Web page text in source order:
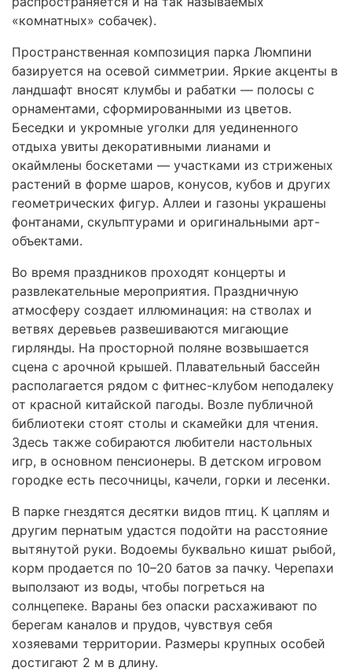
«комнатных» собачек).
Пространственная композиция парка Люмпини
базируется на осевой симметрии. Яркие акценты в
ландшафт вносят клумбы и рабатки — полосы с
орнаментами, сформированными из цветов.
Беседки и укромные уголки для уединенного
отдыха увиты декоративными лианами и
окаймлены боскетами — участками из стриженых
растений в форме шаров, конусов, кубов и других
геометрических фигур. Аллеи и газоны украшены
фонтанами, скульптурами и оригинальными арт-
объектами.
Во время праздников проходят концерты и
развлекательные мероприятия. Праздничную
атмосферу создает иллюминация: на стволах и
ветвях деревьев развешиваются мигающие
гирлянды. На просторной поляне возвышается
сцена с арочной крышей. Плавательный бассейн
располагается рядом с фитнес-клубом неподалеку
от красной китайской пагоды. Возле публичной
библиотеки стоят столы и скамейки для чтения.
Здесь также собираются любители настольных
игр, в основном пенсионеры. В детском игровом
городке есть песочницы, качели, горки и лесенки.
В парке гнездятся десятки видов птиц. К цаплям и
другим пернатым удастся подойти на расстояние
вытянутой руки. Водоемы буквально кишат рыбой,
корм продается по 10–20 батов за пачку. Черепахи
выползают из воды, чтобы погреться на
солнцепеке. Вараны без опаски расхаживают по
берегам каналов и прудов, чувствуя себя
хозяевами территории. Размеры крупных особей
достигают 2 м в длину.